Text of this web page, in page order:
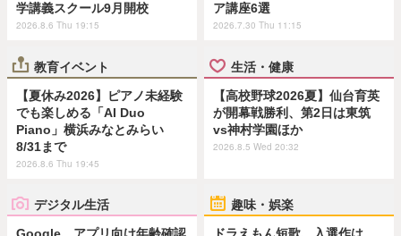
学講義スクール9月開校
2026.8.6 Thu 19:15
ア講座6選
2026.7.30 Thu 11:15
教育イベント
【夏休み2026】ピアノ未経験
でも楽しめる「AI Duo
Piano」横浜みなとみらい
8/31まで
2026.8.6 Thu 19:45
生活・健康
【高校野球2026夏】仙台育英
が開幕戦勝利、第2日は東筑
vs神村学園ほか
2026.8.5 Wed 20:32
デジタル生活 趣味・娯楽